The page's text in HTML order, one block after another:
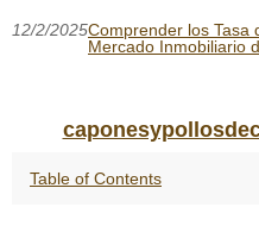
12/2/2025Comprender los Tasa
Mercado Inmobiliario
Table of Contents